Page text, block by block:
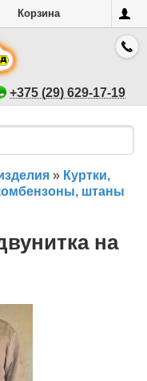
Корзина
+375 (29) 629-17-19
» Куртки,
штаны
на